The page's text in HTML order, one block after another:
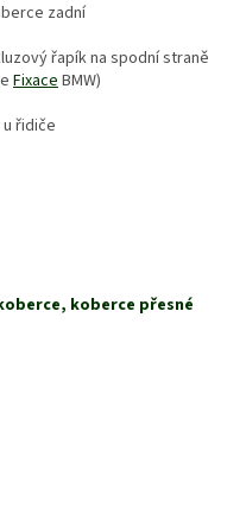
zadní
řapík na spodní straně
FixaceBMW)
řidiče
koberce přesné